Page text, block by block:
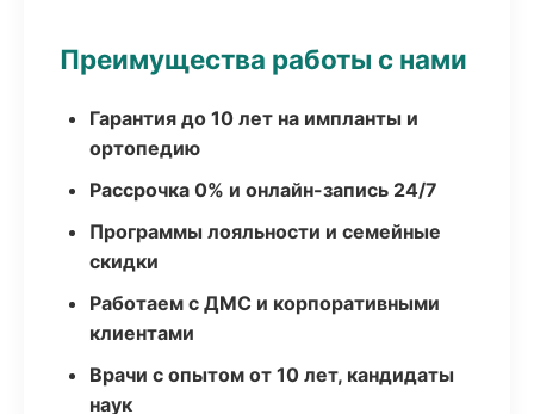
Преимущества работы с нами
Гарантия до 10 лет на импланты и
ортопедию
Рассрочка 0% и онлайн-запись 24/7
Программы лояльности и семейные
скидки
Работаем с ДМС и корпоративными
клиентами
Врачи с опытом от 10 лет, кандидаты
наук